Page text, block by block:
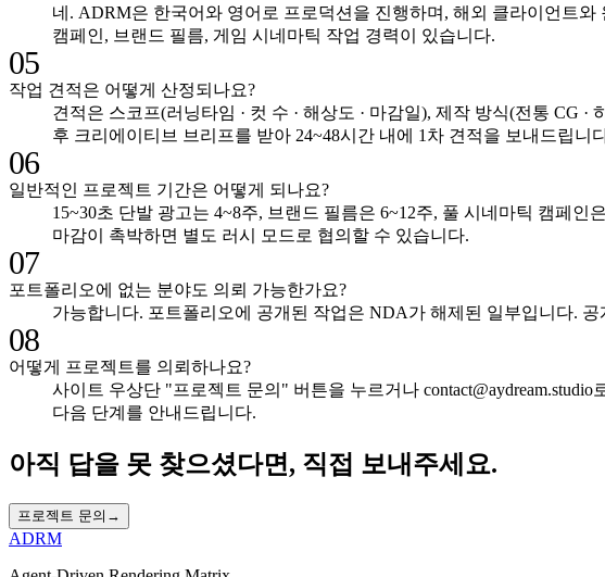
네. ADRM은 한국어와 영어로 프로덕션을 진행하며, 해외 클라이언트
캠페인, 브랜드 필름, 게임 시네마틱 작업 경력이 있습니다.
05
작업 견적은 어떻게 산정되나요?
견적은 스코프(러닝타임 · 컷 수 · 해상도 · 마감일), 제작 방식(전통 CG
후 크리에이티브 브리프를 받아 24~48시간 내에 1차 견적을 보내드립니
06
일반적인 프로젝트 기간은 어떻게 되나요?
15~30초 단발 광고는 4~8주, 브랜드 필름은 6~12주, 풀 시네마틱 캠페
마감이 촉박하면 별도 러시 모드로 협의할 수 있습니다.
07
포트폴리오에 없는 분야도 의뢰 가능한가요?
가능합니다. 포트폴리오에 공개된 작업은 NDA가 해제된 일부입니다.
08
어떻게 프로젝트를 의뢰하나요?
사이트 우상단 "프로젝트 문의" 버튼을 누르거나
다음 단계를 안내드립니다.
아직 답을 못 찾으셨다면, 직접 보내주세요.
프로젝트 문의 →
ADRM